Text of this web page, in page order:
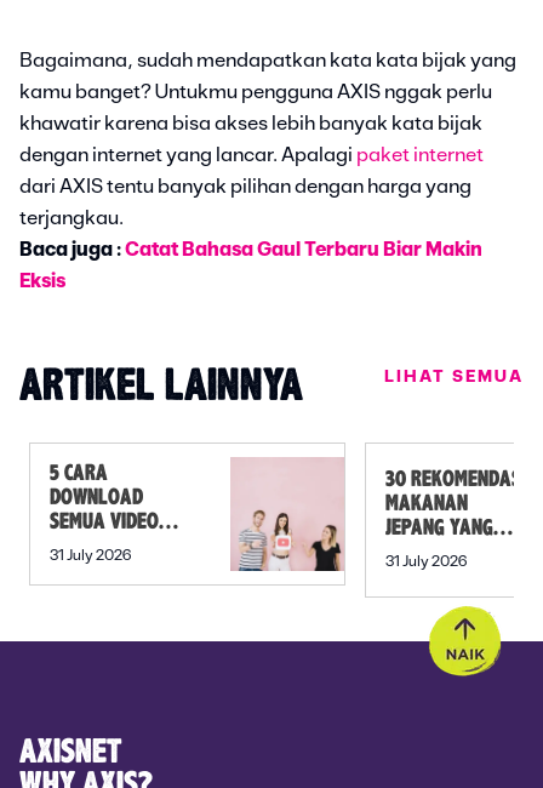
Bagaimana, sudah mendapatkan kata kata bijak yang
kamu banget? Untukmu pengguna AXIS nggak perlu
khawatir karena bisa akses lebih banyak kata bijak
dengan internet yang lancar. Apalagi paket internet
dari AXIS tentu banyak pilihan dengan harga yang
terjangkau.
Baca juga :Catat Bahasa Gaul Terbaru Biar Makin
Eksis
ARTIKEL LAINNYA LIHAT SEMUA
5 CARA
DOWNLOAD
SEMUA VIDEO
DALAM PLAYLIST
31 July 2026
30 REKOMENDASI
MAKANAN
JEPANG YANG
MUST TRY SELAIN
31 July 2026
AXISNET